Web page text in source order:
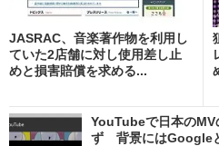
JASRAC、音楽著作物を利用し
ていた2店舗に対し使用差し止
めと損害賠償を求める...
YouTubeで日本のMV
ず 背景にはGoogle